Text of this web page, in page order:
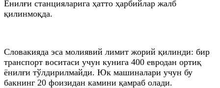
Ёнилғи станцияларига ҳатто ҳарбийлар жалб
қилинмоқда.
Словакияда эса молиявий лимит жорий қилинди: бир
транспорт воситаси учун кунига 400 евродан ортиқ
ёнилғи тўлдирилмайди. Юк машиналари учун бу
бакнинг 20 фоизидан камини қамраб олади.